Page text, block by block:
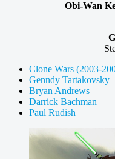
Obi-Wan
Clone Wars (2003-
Genndy Tartakovsky
Bryan Andrews
Darrick Bachman
Paul Rudish